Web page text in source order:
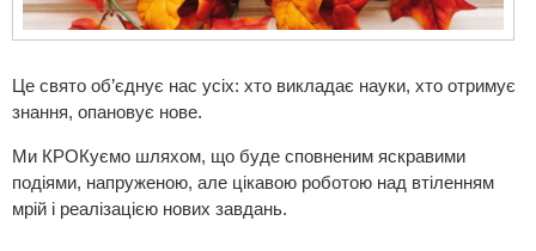
Це свято об’єднує нас усіх: хто викладає науки, хто отримує
знання, опановує нове.
Ми КРОКуємо шляхом, що буде сповненим яскравими
подіями, напруженою, але цікавою роботою над втіленням
мрій і реалізацією нових завдань.